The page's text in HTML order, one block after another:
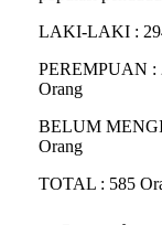
LAKI-LAKI :
PEREMPUAN :
Orang
BELUM
Orang
TOTAL : 585